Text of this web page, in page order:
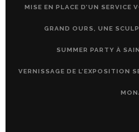
MISE EN PLACE D’UN SERVICE
GRAND OURS, UNE
SUMMER PARTY À
VERNISSAGE DE L’EXPOSITION